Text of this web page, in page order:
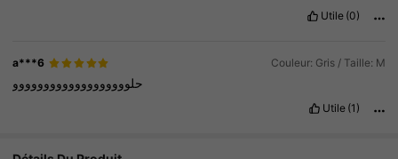
Utile (0)
a***6 Couleur: Gris / Taille: M
حلووووووووووووووووووو
Utile (1)